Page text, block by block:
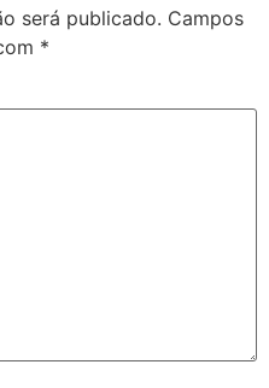
será publicado. Campos
*